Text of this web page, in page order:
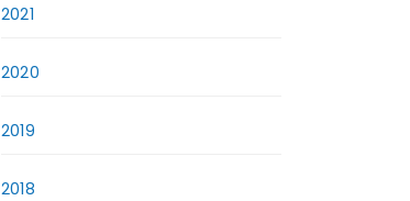
2021
2020
2019
2018